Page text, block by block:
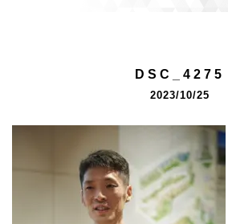
【2026年10月】ARエキスパートコース
《リスキリング補助金コース》
リスキリング補助金対象コース説明
DSC_4275
2023/10/25